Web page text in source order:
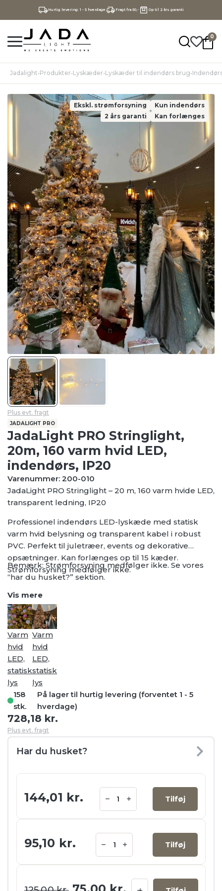
Hurtig levering: 1 - 5 hverdage Fragt fra 50,- Op til 2 års garanti
0
Jadalight•Produkter•Lyskæder•Lyskæder til indendørs brug•
Ekskl. strømforsyning
Kun indendørs
2 års garanti
Kan forlænges
Plus evt. fragt
JADALIGHT PRO
JadaLight PRO Stringlight,
20m, 160 varm hvid LED,
indendørs, IP20
Varenummer: 200-010
JadaLight PRO Stringlight – 20 m, 160 varm hvide LED,
transparent ledning, IP20
Professionel indendørs LED-lyskæde med statisk
varm hvid belysning og transparent kabel i robust
PVC. Perfekt til juletræer, events og dekorative
opsætninger. Kan forlænges op til 15 kæder.
Strømforsyning medfølger ikke.
Bemærk: Strømforsyning medfølger ikke. Se vores
“har du husket?” sektion.
Vis mere
Varm
hvid
LED,
statisk
lys
Varm
hvid
LED,
statisk
lys
158
stk.
På lager til hurtig levering (forventet 1 - 5
hverdage)
728,18 kr.
Plus evt. fragt
Har du husket?
Tilføj
144,01 kr.
Tilføj
95,10 kr.